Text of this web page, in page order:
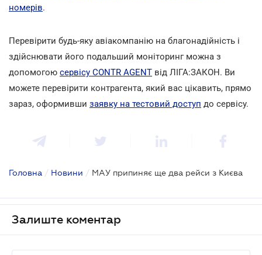
номерів.
Перевірити будь-яку авіакомпанію на благонадійність і
здійснювати його подальший моніторинг можна з
допомогою сервісу CONTR AGENT від ЛІГА:ЗАКОН. Ви
можете перевірити контрагента, який вас цікавить, прямо
зараз, оформивши заявку на тестовий доступ до сервісу.
Головна / Новини / МАУ припиняє ще два рейси з Києва
Залиште коментар